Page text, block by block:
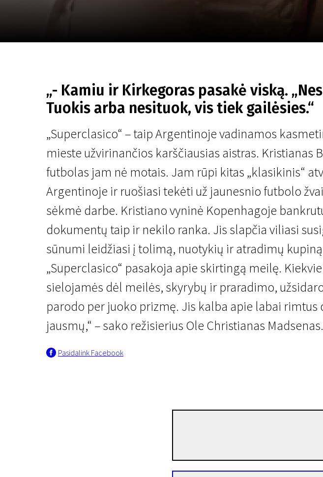
SuperClásico
1 val. 39 min. | Drama | N/A
„- Kamiu ir Kirkegoras pasakė viską.
Tuokis arba nesituok, vis tiek gailėsies.“
„Superclasico“ – taip Argentinoje vadinamos
mieste užvirinančios karščiausias aistras. Kristianas
futbolas jam nė motais. Jam rūpi kitas „klasikinis“
Argentinoje ir ruošiasi tekėti už jaunesnio futbolo
sėkmė darbe. Kristiano vyninė Kopenhagoje
dokumentų taip ir nekilo ranka. Jis slapčia viliasi
sūnumi leidžiasi į tolimą, nuotykių ir atradimų
„Superclasico“ pasakoja apie skirtingą meilę.
sielojamės dėl meilės, skyrybų ir praradimo,
parodo per juoko prizmę. Jis kalba apie labai
jausmų,“ – sako režisierius Ole Christianas Madsenas.
Pasidalink Facebook